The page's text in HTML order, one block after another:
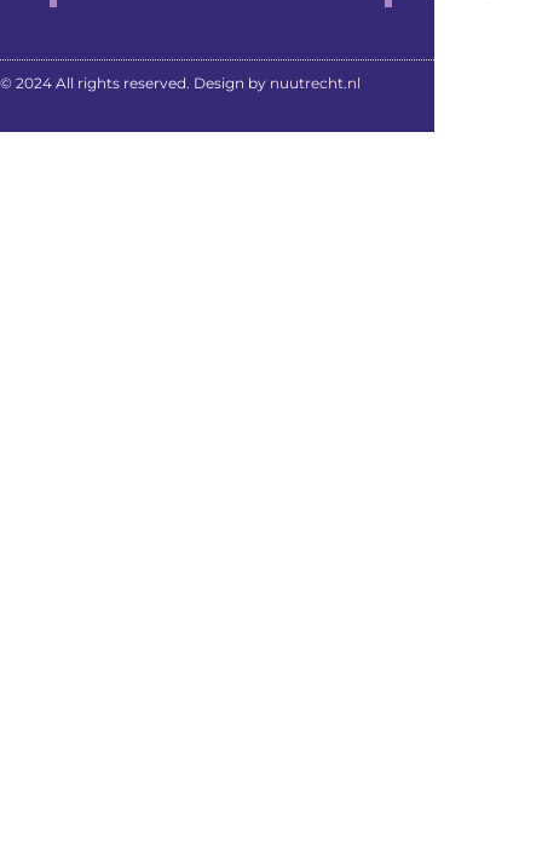
© 2024 All rights reserved. Design by nuutrecht.nl